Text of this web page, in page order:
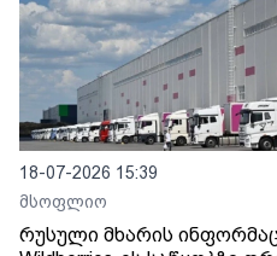
18-07-2026 15:39
მსოფლიო
რუსული მხარის